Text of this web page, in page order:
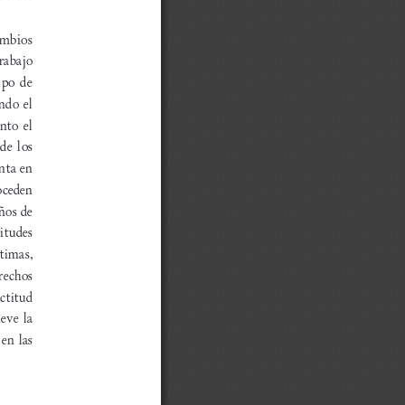
de
el
el
los
en
de
la
las